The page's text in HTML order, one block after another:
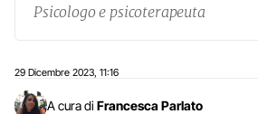
Psicologo e psicoterapeuta
29 Dicembre 2023 11:16
A cura di Francesca Parlato